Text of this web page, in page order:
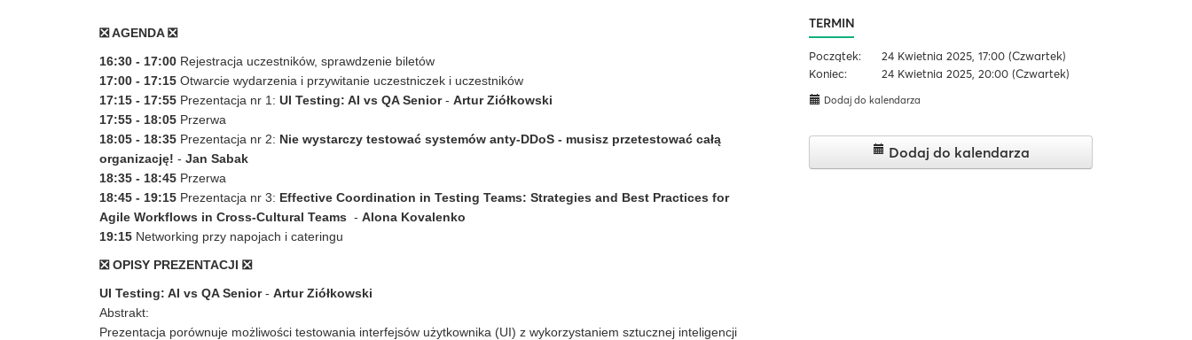
❎ AGENDA ❎
16:30 - 17:00 Rejestracja uczestników, sprawdzenie biletów
17:00 - 17:15 Otwarcie wydarzenia i przywitanie uczestniczek i uczestników
17:15 - 17:55 Prezentacja nr 1: UI Testing: AI vs QA Senior- Artur Ziółkowski
17:55 - 18:05 Przerwa
18:05 - 18:35 Prezentacja nr 2: Nie wystarczy testować systemów anty-DDoS - musisz przetestować całą
organizację! - Jan Sabak
18:35 - 18:45 Przerwa
18:45 - 19:15 Prezentacja nr 3: Effective Coordination in Testing Teams: Strategies and Best Practices for
Agile Workflows in Cross-Cultural Teams - Alona Kovalenko
19:15 Networking przy napojach i cateringu
❎ OPISY PREZENTACJI ❎
UI Testing: AI vs QA Senior- Artur Ziółkowski
Abstrakt:
Prezentacja porównuje możliwości testowania interfejsów użytkownika (UI) z wykorzystaniem sztucznej inteligencji
TERMIN
Początek: 24 Kwietnia 2025, 17:00 (Czwartek)
Koniec:
24 Kwietnia 2025, 20:00 (Czwartek)
Dodaj do kalendarza
Dodaj do kalendarza